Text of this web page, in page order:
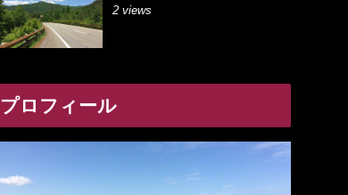
2 views
プロフィール